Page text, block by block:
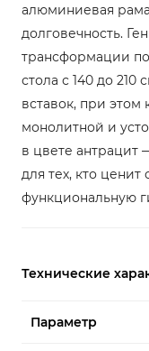
алюминиевая
долговечность.
трансформации
стола с 140 до
вставок, при этом
монолитной и
в цвете антрацит
для тех, кто
функциональную
Технические
Параметр